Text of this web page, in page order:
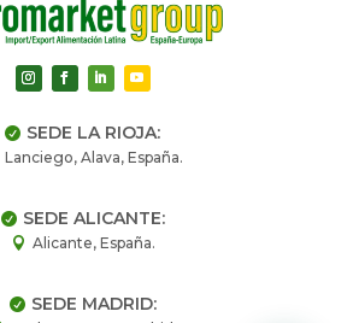
 SEDE LA RIOJA:
Lanciego, Alava, España.
 SEDE ALICANTE:
 Alicante, España.
 SEDE MADRID: